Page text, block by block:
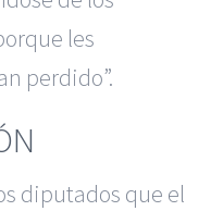
les
perdido”.
diputados que el